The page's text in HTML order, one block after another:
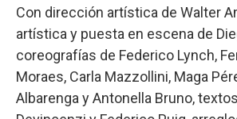
Con dirección artística de Walter
artística y puesta en escena de
coreografías de Federico Lynch,
Moraes, Carla Mazzollini, Maga
Albarenga y Antonella Bruno,